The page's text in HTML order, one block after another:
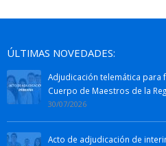
ÚLTIMAS NOVEDADES:
Adjudicación telemática para
Cuerpo de Maestros de la
30/07/2026
Acto de adjudicación de